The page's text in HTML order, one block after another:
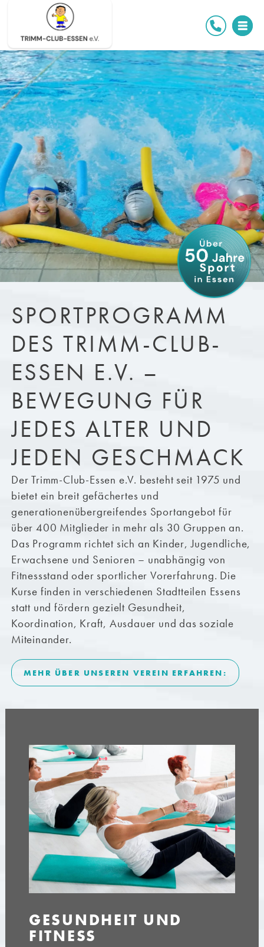
SPORTPROGRAMM
DES TRIMM-CLUB-
ESSEN E.V. –
BEWEGUNG FÜR
JEDES ALTER UND
JEDEN GESCHMACK
Der Trimm-Club-Essen e.V. besteht seit 1975 und
bietet ein breit gefächertes und
generationenübergreifendes Sportangebot für
über 400 Mitglieder in mehr als 30 Gruppen an.
Das Programm richtet sich an Kinder, Jugendliche,
Erwachsene und Senioren – unabhängig von
Fitnessstand oder sportlicher Vorerfahrung. Die
Kurse finden in verschiedenen Stadtteilen Essens
statt und fördern gezielt Gesundheit,
Koordination, Kraft, Ausdauer und das soziale
Miteinander.
MEHR ÜBER UNSEREN VEREIN ERFAHREN:
GESUNDHEIT UND
FITNESS